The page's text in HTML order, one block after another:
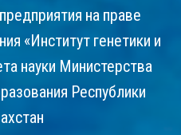
на праве
«Институт генетики и
науки Министерства
Республики